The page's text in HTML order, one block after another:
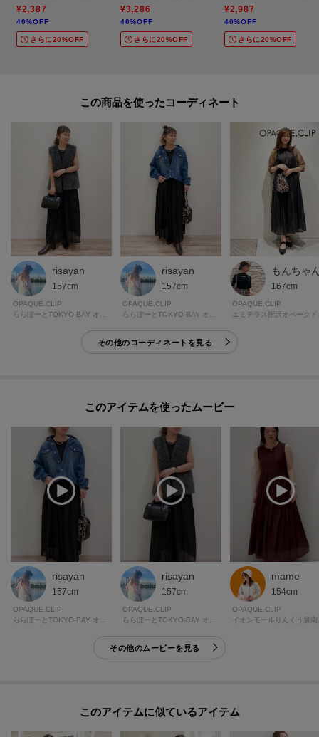
※照明の関係により、実際よりも色味が違って見える場合があります。ま
た、パソコン・スマートフォンなどの環境により、若干製品と画像のカラー
が異なる場合もございます。
モデル情報：身長163cm B82 W62 H91 着用サイズ：38（M）
¥2,387
40%OFF
さらに20%OFF
¥3,286
40%OFF
さらに20%OFF
¥2,987
40%OFF
さらに20%OFF
この商品を使った
risayan
157cm
OPAQUE.CLIP
risayan
157cm
OPAQUE.CLIP
もんちゃ
167cm
OPAQUE.CLIP
その他のコーディネートを見る
このアイテムを使ったムービー
risayan
157cm
OPAQUE.CLIP
risayan
157cm
OPAQUE.CLIP
mame
154cm
OPAQUE.CLIP
その他のムービーを見る
このアイテムに似ているアイテム